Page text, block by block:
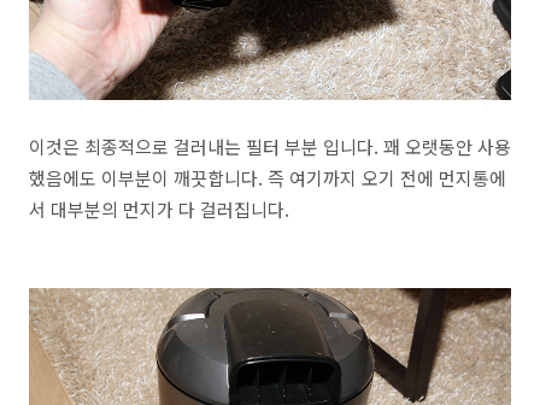
이것은 최종적으로 걸러내는 필터 부분 입니다. 꽤 오랫동안 사용
했음에도 이부분이 깨끗합니다. 즉 여기까지 오기 전에 먼지통에
서 대부분의 먼지가 다 걸러집니다.